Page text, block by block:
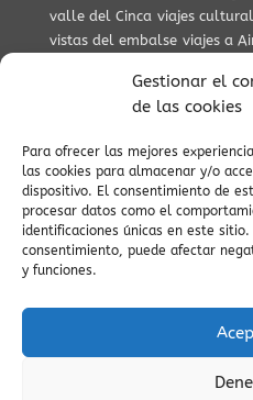
Gestionar el
de las cookies
Para ofrecer las mejores
las cookies para almacenar y/o
dispositivo. El consentimiento de
procesar datos como el
identificaciones únicas en este
consentimiento, puede afectar
y funciones.
valle del Cinca viajes
vistas del embalse viajes a
valle de pineta
zona zero btt vistas al
AVISO LEGAL Y